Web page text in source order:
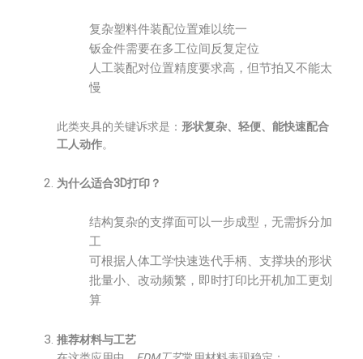
复杂塑料件装配位置难以统一
钣金件需要在多工位间反复定位
人工装配对位置精度要求高，但节拍又不能太
慢
此类夹具的关键诉求是： 形状复杂、轻便、能快速配合
工人动作。
为什么适合3D打印？
结构复杂的支撑面可以一步成型，无需拆分加
工
可根据人体工学快速迭代手柄、支撑块的形状
批量小、改动频繁，即时打印比开机加工更划
算
推荐材料与工艺